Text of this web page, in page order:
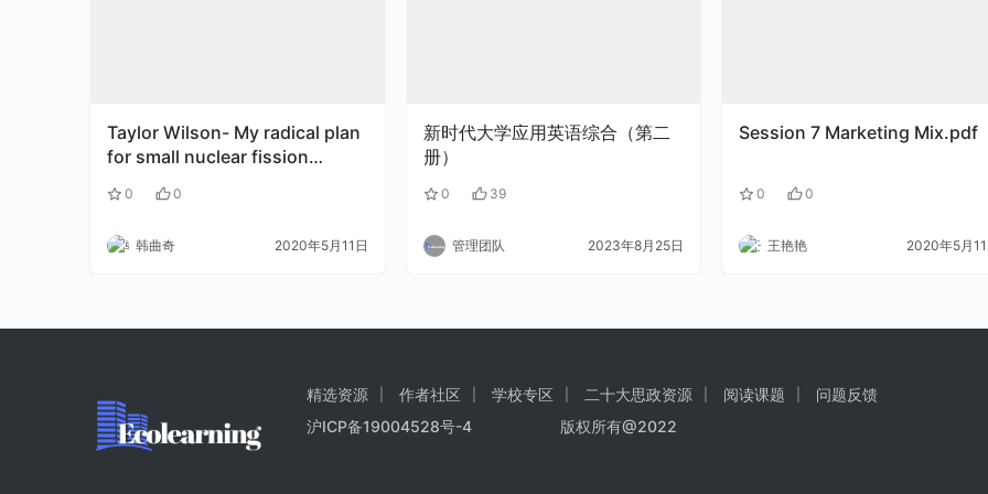
Taylor Wilson- My radical plan
for small nuclear fission
reactors
0 0
韩曲奇 2020年5月11日
新时代大学应用英语综合（第二
册）
0 39
管理团队 2023年8月25日
Session 7 Marketing Mix.pdf
0 0
王艳艳 2020年5月
精选资源 作者社区 学校专区 二十大思政资源 阅读课题
问题反馈
沪ICP备19004528号-4
版权所有@2022